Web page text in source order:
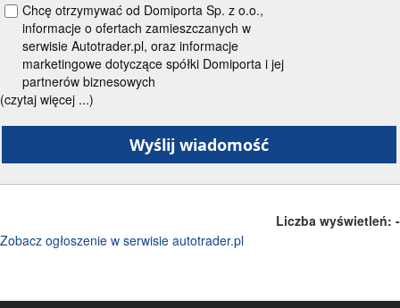
Chcę otrzymywać od Domiporta Sp. z o.o.,
informacje o ofertach zamieszczanych w
serwisie Autotrader.pl, oraz informacje
marketingowe dotyczące spółki Domiporta i jej
partnerów biznesowych
(czytaj więcej ...)
Liczba wyświetleń: -
Zobacz ogłoszenie w serwisie autotrader.pl